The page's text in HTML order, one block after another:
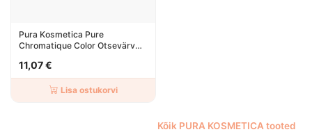
Pura Kosmetica Pure
Chromatique Color Otsevärv
11,07 €
Lisa ostukorvi
Kõik PURA KOSMETICA tooted